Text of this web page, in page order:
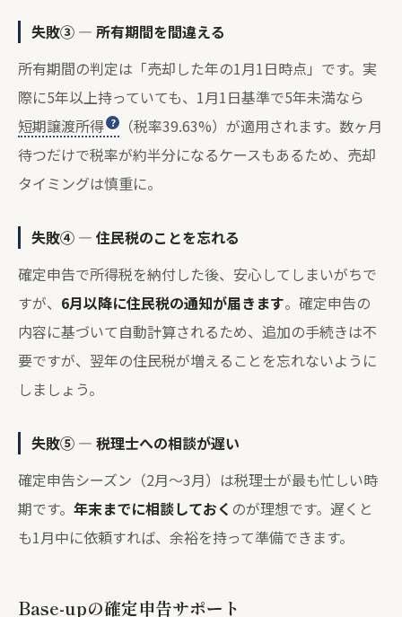
失敗③ — 所有期間を間違える
所有期間の判定は「売却した年の1月1日時点」です。実
際に5年以上持っていても、1月1日基準で5年未満なら
短期譲渡所得
（税率39.63%）が適用されます。数ヶ月
待つだけで税率が約半分になるケースもあるため、売却
タイミングは慎重に。
失敗④ — 住民税のことを忘れる
確定申告で所得税を納付した後、安心してしまいがちで
すが、 6月以降に住民税の通知が届きます。確定申告の
内容に基づいて自動計算されるため、追加の手続きは不
要ですが、翌年の住民税が増えることを忘れないように
しましょう。
失敗⑤ — 税理士への相談が遅い
確定申告シーズン（2月〜3月）は税理士が最も忙しい時
期です。 年末までに相談しておく のが理想です。遅くと
も1月中に依頼すれば、余裕を持って準備できます。
Base-upの確定申告サポート